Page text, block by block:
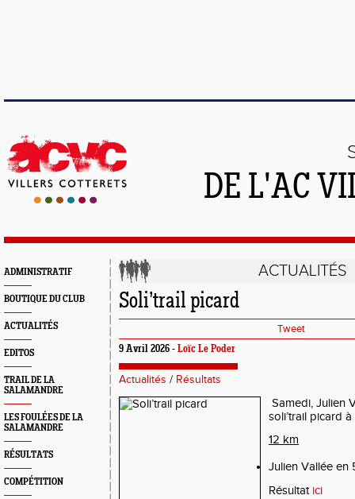
DE L'AC
ADMINISTRATIF
BOUTIQUE DU CLUB
ACTUALITÉS
EDITOS
TRAIL DE LA
SALAMANDRE
LES FOULÉES DE LA
SALAMANDRE
RÉSULTATS
COMPÉTITION
ACTUALITÉS
Soli’trail picard
Tweet
9 Avril 2026 - Loïc Le Poder
Actualités / Résultats
Samedi, Julien
soli’trail picard
12 km
Julien Vallée en
Résultat ici